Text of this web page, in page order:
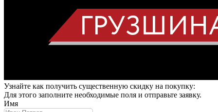
Узнайте как получить существенную скидку на покупку:
Для этого заполните необходимые поля и отправьте заявку.
Имя